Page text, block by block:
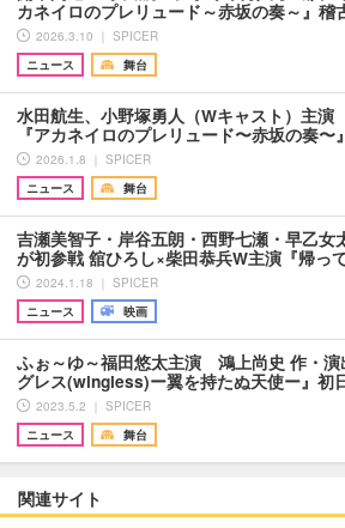
カネイロのプレリュード～赤坂の奏～』
2026.3.10 ｜ SPICER
ニュース
舞台
水田航生、小野塚勇人（Wキャスト）主
『アカネイロのプレリュード〜⾚坂の奏
2026.1.8 ｜ SPICER
ニュース
舞台
吉瀬美智子・岸谷五朗・西野七瀬・早乙女
が初参戦 舘ひろし×柴田恭兵W主演『帰っ
2024.1.18 ｜ SPICER
ニュース
映画
ふぉ～ゆ～福田悠太主演 鴻上尚史 作・演
グレス(wingless)ー翼を持たぬ天使ー』初
2023.5.2 ｜ SPICER
ニュース
舞台
関連サイト